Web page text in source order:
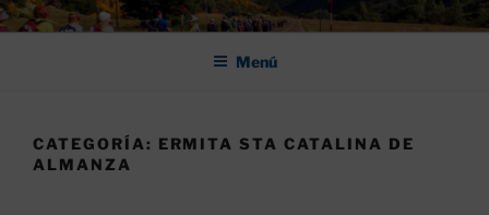
Saltar
al
ASOCIACIÓN DE AMIGOS DEL
CAMINO DE SANTIAGO DE
Menú
CATEGORÍA: ERMITA STA CATALINA DE
ALMANZA